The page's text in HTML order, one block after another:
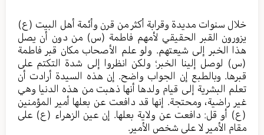
خلال سنوات مديدة وقرابة أكثر من قرن وأئمة أهل البيت (ع)
يزورون القبر الحقيقي لأمهم فاطمة (س) من دون أن يصل
هذا الخبر إلى شيعتهم. ولو علم الأصحاب مكان قبر فاطمة
(س) لوصل إلينا الخبر؛ ولكن انظروا إلى شدة التكتم على
قبرها. وبالطبع إن الجواب واضح. إن هذه السيدة أرادت أن
تعلم البشرية إلى قيام ولدها أنها ذهبت من هذه الدنيا وهي
غير راضية، ومحتجة. إنها قد دافعت عن بعلها أمير المؤمنين
(ع) أو قل: دافعت عن ولاية بعلها. إن عين الزهراء (ع) على
مقام الأمير لا على شخص الأمير.